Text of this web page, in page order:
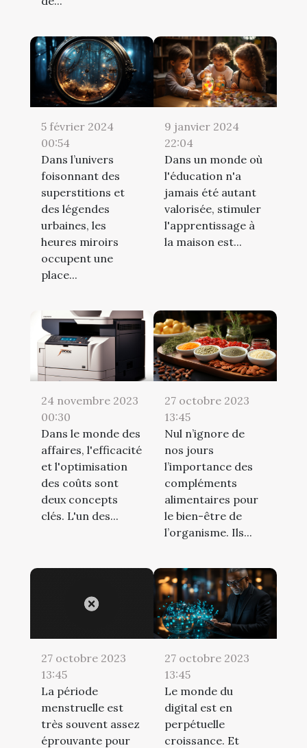
5 février 2024
00:54
Dans l’univers
foisonnant des
superstitions et
des légendes
urbaines, les
heures miroirs
occupent une
place...
9 janvier 2024
22:04
Dans un monde où
l'éducation n'a
jamais été autant
valorisée, stimuler
l'apprentissage à
la maison est...
24 novembre 2023
00:30
Dans le monde des
affaires, l'efficacité
et l'optimisation
des coûts sont
deux concepts
clés. L'un des...
27 octobre 2023
13:45
Nul n’ignore de
nos jours
l’importance des
compléments
alimentaires pour
le bien-être de
l’organisme. Ils...
27 octobre 2023
13:45
La période
menstruelle est
très souvent assez
éprouvante pour
27 octobre 2023
13:45
Le monde du
digital est en
perpétuelle
croissance. Et